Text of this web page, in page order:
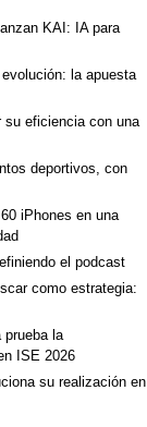
KAI: IA para
la apuesta
su eficiencia con una
deportivos, con
iPhones en una
el podcast
como estrategia:
prueba la
ISE 2026
su realización en